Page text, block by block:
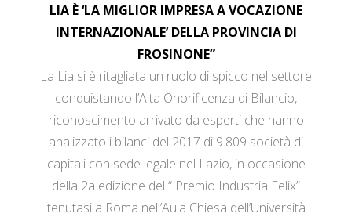
LIA È ‘LA MIGLIOR IMPRESA A VOCAZIONE
INTERNAZIONALE’ DELLA PROVINCIA DI
FROSINONE”
La Lia si è ritagliata un ruolo di spicco nel settore
conquistando l’Alta Onorificenza di Bilancio,
riconoscimento arrivato da esperti che hanno
analizzato i bilanci del 2017 di 9.809 società di
capitali con sede legale nel Lazio, in occasione
della 2a edizione del “ Premio Industria Felix”
tenutasi a Roma nell’Aula Chiesa dell’Università